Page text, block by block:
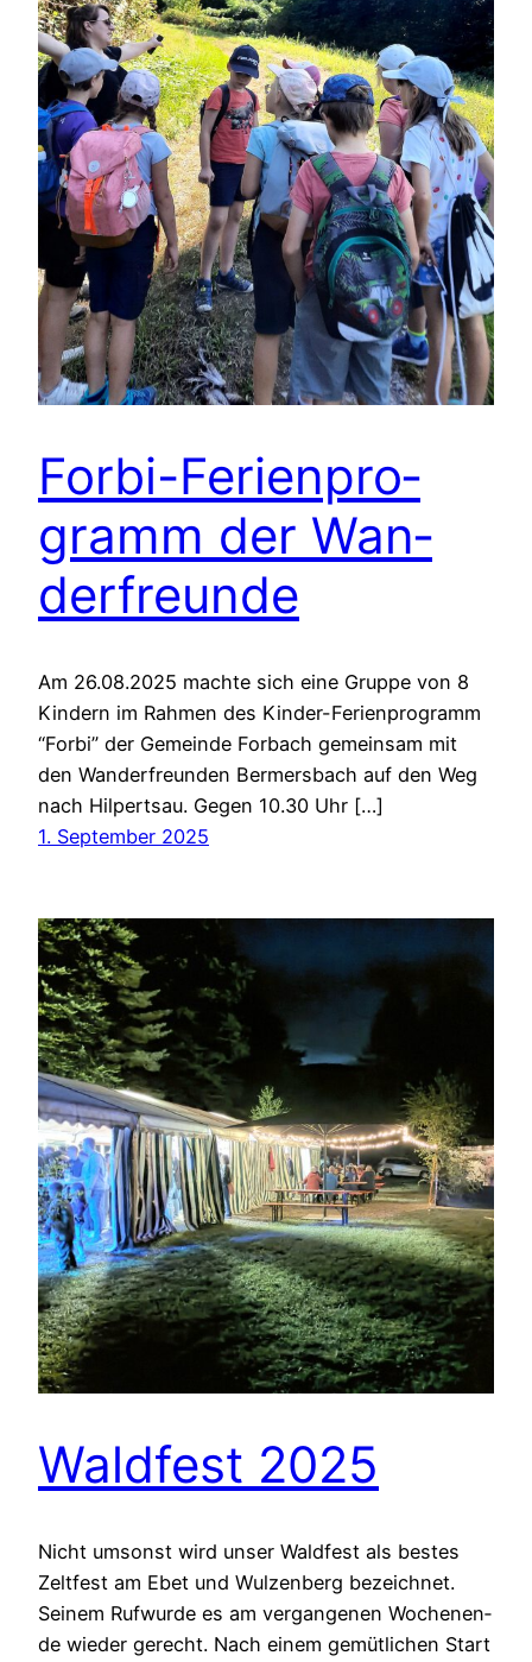
For­bi-Feri­en­pro­
gramm der Wan­
der­freun­de
Am 26.08.2025 mach­te sich eine Grup­pe von 8
Kin­dern im Rah­men des Kin­der-Feri­en­pro­gramm
“For­bi” der Gemein­de For­bach gemein­sam mit
den Wan­der­freun­den Ber­mers­bach auf den Weg
nach Hil­pert­sau. Gegen 10.30 Uhr […]
1. September 2025
Wald­fest 2025
Nicht umsonst wird unser Wald­fest als bes­tes
Zelt­fest am Ebet und Wul­zen­berg bezeich­net.
Sei­nem Rufwur­de es am ver­gan­ge­nen Wochen­en­
de wie­der gerecht. Nach einem gemüt­li­chen Start